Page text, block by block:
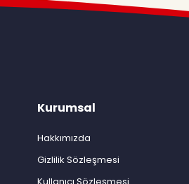
Kurumsal
Hakkımızda
Gizlilik Sözleşmesi
Kullanıcı Sözleşmesi